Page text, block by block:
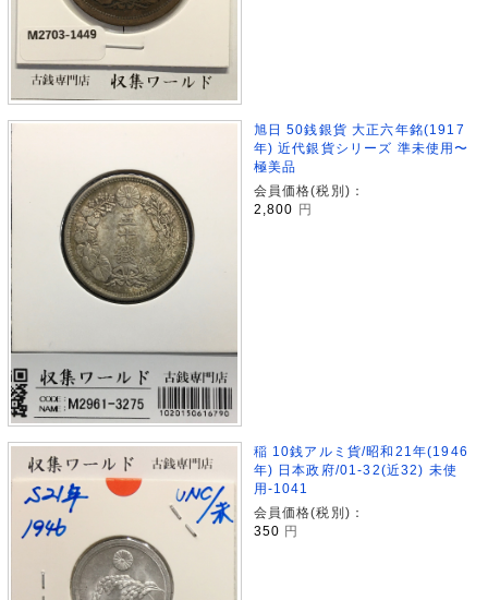
旭日 50銭銀貨 大正六年銘(1917
年) 近代銀貨シリーズ 準未使用〜
極美品
会員価格(税別)：
2,800 円
稲 10銭アルミ貨/昭和21年(1946
年) 日本政府/01-32(近32) 未使
用-1041
会員価格(税別)：
350 円